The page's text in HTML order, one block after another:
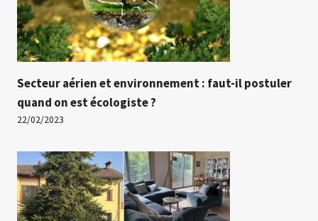
Secteur aérien et environnement : faut-il postuler
quand on est écologiste ?
22/02/2023